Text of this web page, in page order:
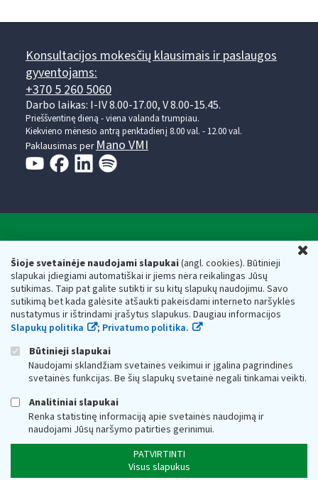
Šioje svetainėje naudojami slapukai(angl. cookies). Būtinieji
slapukai įdiegiami automatiškai ir jiems nėra reikalingas Jūsų
sutikimas. Taip pat galite sutikti ir su kitų slapukų naudojimu. Savo
sutikimą bet kada galėsite atšaukti pakeisdami interneto naršyklės
nustatymus ir ištrindami įrašytus slapukus. Daugiau informacijos
Slapukų politika
; Privatumo politika.
Būtinieji slapukai
Naudojami sklandžiam svetainės veikimui ir įgalina pagrindines
svetainės funkcijas. Be šių slapukų svetainė negali tinkamai veikti.
Analitiniai slapukai
Renka statistinę informaciją apie svetainės naudojimą ir
naudojami Jūsų naršymo patirties gerinimui.
PATVIRTINTI
Visus slapukus
Konsultacijos mokesčių klausimais ir paslaugos
gyventojams:
+370 5 260 5060
Darbo laikas: I-IV 8.00-17.00, V 8.00-15.45.
Prieššventinę dieną - viena valanda trumpiau.
Kiekvieno mėnesio antrą penktadienį 8.00 val. - 12.00 val.
Paklausimas per Mano VMI
Respublikos finansų ministerijos
Biudžetinė įstaiga. Juridinio asmens kodas — 188659752,
adresas: Vasario 16-osios g. 14, 01107 Vilnius, Lietuva, el.paštas:
vmi@vmi.lt, E. pristatymo dėžutės adresas 188659752
Duomenys apie Valstybinę mokesčių inspekciją prie Lietuvos
Respublikos finansų ministerijos kaupiami ir saugomi Juridinių